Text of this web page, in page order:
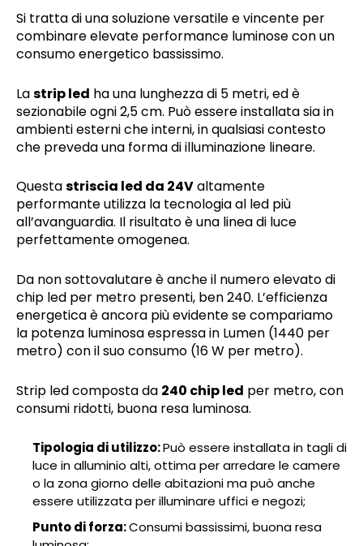
Si tratta di una soluzione versatile e vincente per
combinare elevate performance luminose con un
consumo energetico bassissimo.
Lastrip led ha una lunghezza di 5 metri, ed è
sezionabile ogni 2,5 cm. Può essere installata sia in
ambienti esterni che interni, in qualsiasi contesto
che preveda una forma di illuminazione lineare.
Questastriscia led da 24Valtamente
performante utilizza la tecnologia al led più
all’avanguardia. Il risultato è una linea di luce
perfettamente omogenea.
Da non sottovalutare è anche il numero elevato di
chip led per metro presenti, ben 240. L’efficienza
energetica è ancora più evidente se compariamo
la potenza luminosa espressa in Lumen (1440 per
metro) con il suo consumo (16 W per metro).
Strip led composta da 240 chip led per metro, con
consumi ridotti, buona resa luminosa.
Tipologia di utilizzo:Può essere installata in tagli di
luce in alluminio alti, ottima per arredare le camere
o la zona giorno delle abitazioni ma può anche
essere utilizzata per illuminare uffici e negozi;
Punto di forza:Consumi bassissimi, buona resa